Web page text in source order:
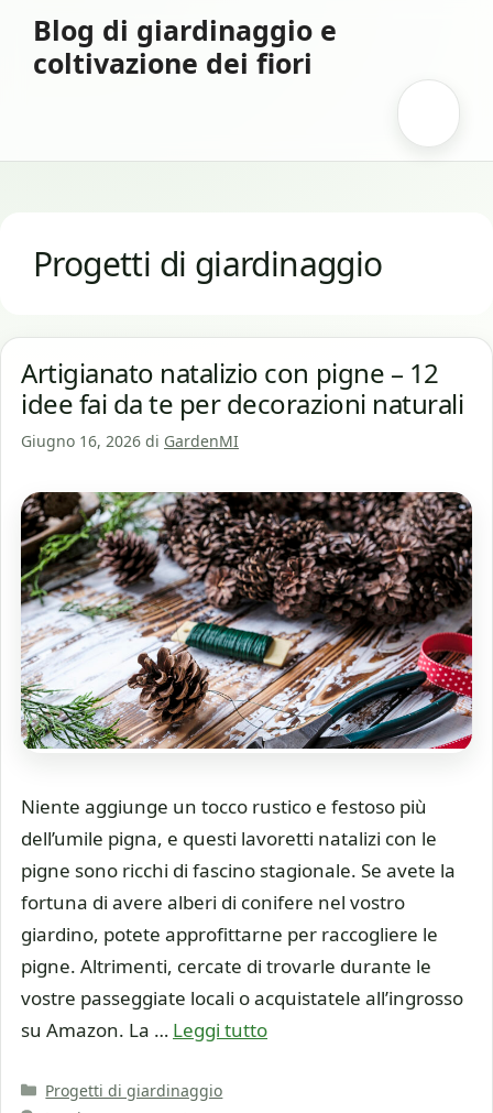
contenuto
Blog di giardinaggio e
coltivazione dei fiori
Progetti di giardinaggio
Artigianato natalizio con pigne – 12
idee fai da te per decorazioni naturali
Giugno 16, 2026 di GardenMI
Niente aggiunge un tocco rustico e festoso più
dell’umile pigna, e questi lavoretti natalizi con le
pigne sono ricchi di fascino stagionale. Se avete la
fortuna di avere alberi di conifere nel vostro
giardino, potete approfittarne per raccogliere le
pigne. Altrimenti, cercate di trovarle durante le
vostre passeggiate locali o acquistatele all’ingrosso
su Amazon. La … Leggi tutto
Categorie
Progetti di giardinaggio